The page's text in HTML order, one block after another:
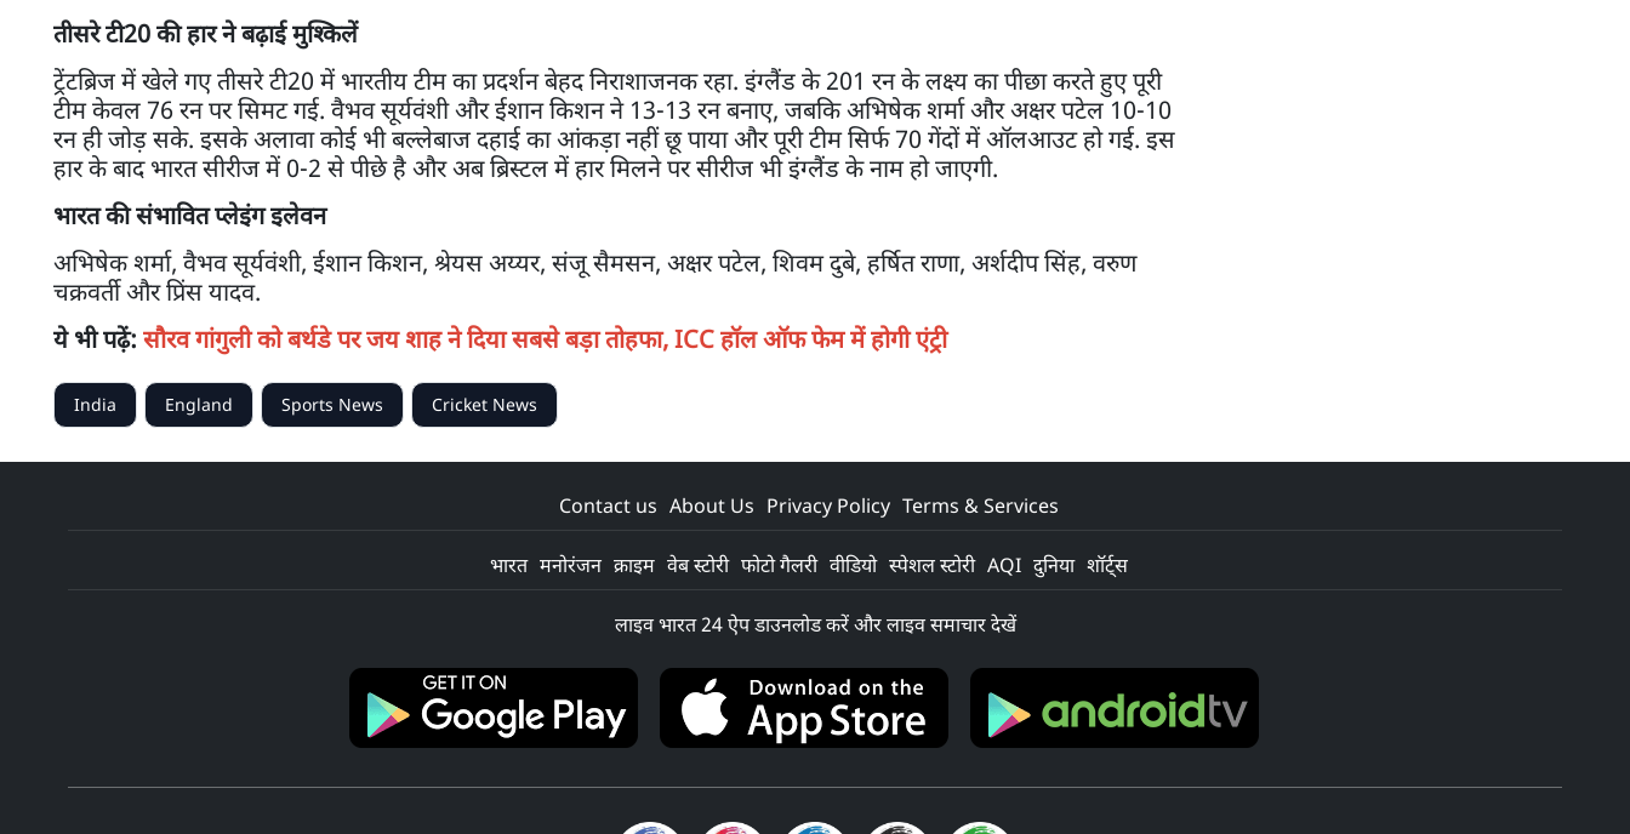
तीसरे टी20 की हार ने बढ़ाई मुश्किलें
ट्रेंटब्रिज में खेले गए तीसरे टी20 में भारतीय टीम का प्रदर्शन बेहद निराशाजनक रहा. इंग्लैंड के 201 रन के लक्ष्य का पीछा करते हुए पूरी
टीम केवल 76 रन पर सिमट गई. वैभव सूर्यवंशी और ईशान किशन ने 13-13 रन बनाए, जबकि अभिषेक शर्मा और अक्षर पटेल 10-10
रन ही जोड़ सके. इसके अलावा कोई भी बल्लेबाज दहाई का आंकड़ा नहीं छू पाया और पूरी टीम सिर्फ 70 गेंदों में ऑलआउट हो गई. इस
हार के बाद भारत सीरीज में 0-2 से पीछे है और अब ब्रिस्टल में हार मिलने पर सीरीज भी इंग्लैंड के नाम हो जाएगी.
भारत की संभावित प्लेइंग इलेवन
अभिषेक शर्मा, वैभव सूर्यवंशी, ईशान किशन, श्रेयस अय्यर, संजू सैमसन, अक्षर पटेल, शिवम दुबे, हर्षित राणा, अर्शदीप सिंह, वरुण
चक्रवर्ती और प्रिंस यादव.
ये भी पढ़ें: सौरव गांगुली को बर्थडे पर जय शाह ने दिया सबसे बड़ा तोहफा, ICC हॉल ऑफ फेम में होगी एंट्री
India England Sports News Cricket News
Contact us About Us Privacy Policy Terms & Services
भारत मनोरंजन क्राइम वेब स्टोरी फोटो गैलरी वीडियो स्पेशल स्टोरी AQI दुनिया शॉर्ट्स
लाइव भारत 24 ऐप डाउनलोड करें और लाइव समाचार देखें